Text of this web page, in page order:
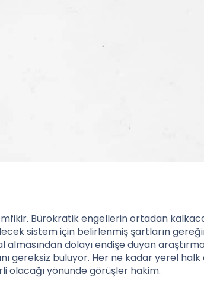
Bürokratik engellerin ortadan
sistem için belirlenmiş şartların
dolayı endişe duyan
gereksiz buluyor. Her ne kadar yerel halk
olacağı yönünde görüşler hakim.